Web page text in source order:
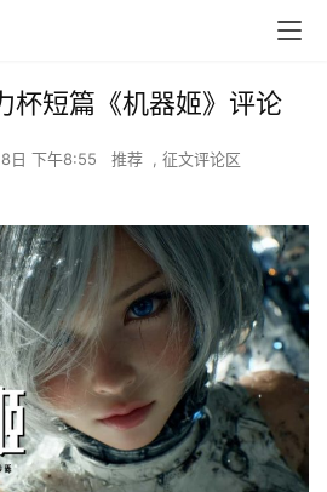
杯短篇《机器姬》评论
日 下午8:55 推荐 , 征文评论区